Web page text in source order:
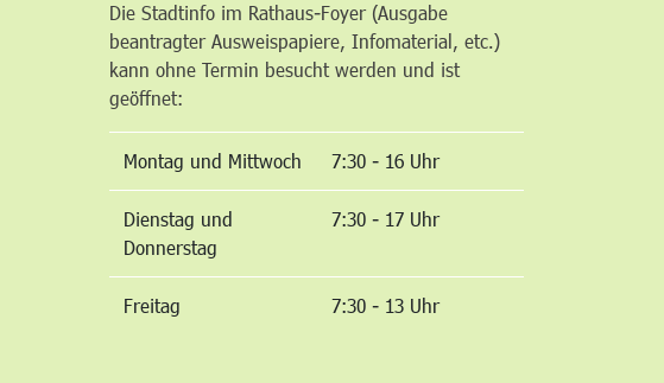
Die Stadtinfo im Rathaus-Foyer (Ausgabe
beantragter Ausweispapiere, Infomaterial, etc.)
kann ohne Termin besucht werden und ist
geöffnet:
Montag und Mittwoch 7:30 - 16 Uhr
Dienstag und
Donnerstag
7:30 - 17 Uhr
Freitag 7:30 - 13 Uhr